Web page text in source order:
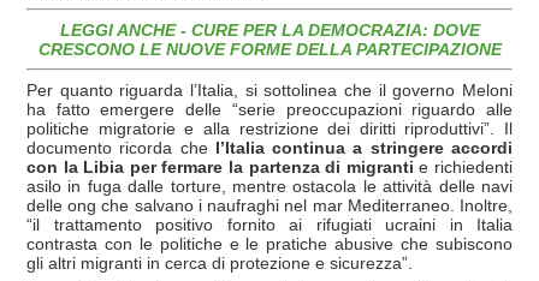
LEGGI ANCHE - CURE PER LA DEMOCRAZIA: DOVE
CRESCONO LE NUOVE FORME DELLA PARTECIPAZIONE
Per quanto riguarda l’Italia, si sottolinea che il governo Meloni
ha fatto emergere delle “serie preoccupazioni riguardo alle
politiche migratorie e alla restrizione dei diritti riproduttivi”. Il
documento ricorda che l’Italia continua a stringere accordi
con la Libia per fermare la partenza di migranti e richiedenti
asilo in fuga dalle torture, mentre ostacola le attività delle navi
delle ong che salvano i naufraghi nel mar Mediterraneo. Inoltre,
“il trattamento positivo fornito ai rifugiati ucraini in Italia
contrasta con le politiche e le pratiche abusive che subiscono
gli altri migranti in cerca di protezione e sicurezza”.